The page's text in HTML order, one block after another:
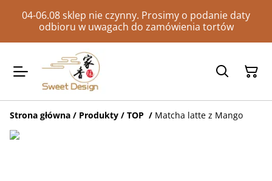
04-06.08 sklep nie czynny. Prosimy o podanie daty
odbioru w uwagach do zamówienia tortów
Strona główna / Produkty / TOP / Matcha latte z Mango